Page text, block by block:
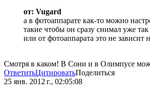
от: Vugard
а в фотоаппарате как-то можно
такие чтобы он сразу снимал уже так
или от фотоаппарата это не зависит
Смотря в каком! В Сони и в Олимпусе
ОтветитьЦитироватьПоделиться
25 янв. 2012 г., 02:05:08